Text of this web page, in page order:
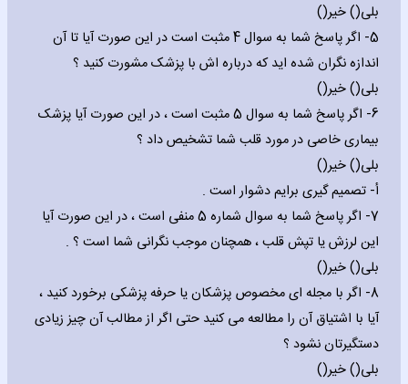
بلی() خیر()
5- اگر پاسخ شما به سوال 4 مثبت است در این صورت آیا تا آن
اندازه نگران شده اید که درباره اش با پزشک مشورت کنید ؟
بلی() خیر()
6- اگر پاسخ شما به سوال 5 مثبت است ، در این صورت آیا پزشک
بیماری خاصی در مورد قلب شما تشخیص داد ؟
بلی() خیر()
‌أ- تصمیم گیری برایم دشوار است .
7- اگر پاسخ شما به سوال شماره 5 منفی است ، در این صورت آیا
این لرزش یا تپش قلب ، همچنان موجب نگرانی شما است ؟ .
بلی() خیر()
8- اگر با مجله ای مخصوص پزشکان یا حرفه پزشکی برخورد کنید ،
آیا با اشتیاق آن را مطالعه می کنید حتی اگر از مطالب آن چیز زیادی
دستگیرتان نشود ؟
بلی() خیر()